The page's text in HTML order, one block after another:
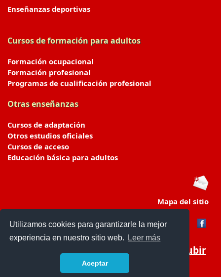
Utilizamos cookies para garantizarle la mejor
experiencia en nuestro sitio web.
Leer más
Aceptar
Enseñanzas deportivas
Cursos de formación para adultos
Formación ocupacional
Formación profesional
Programas de cualificación profesional
Otras enseñanzas
Cursos de adaptación
Otros estudios oficiales
Cursos de acceso
Educación básica para adultos
Mapa del sitio
Subir